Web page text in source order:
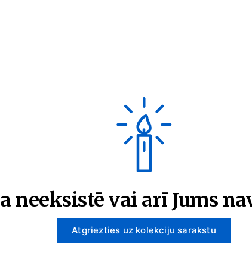
neeksistē vai arī Jums
Atgriezties uz kolekciju sarakstu